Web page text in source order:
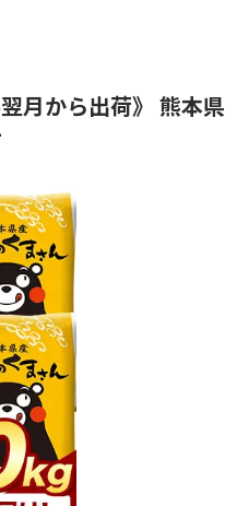
月から出荷》 熊本県